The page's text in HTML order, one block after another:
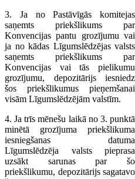
3. Ja no Pastāvīgās komitejas
saņemts priekšlikums par
Konvencijas pantu grozījumu vai
ja no kādas Līgumslēdzējas valsts
saņemts priekšlikums par
Konvencijas vai tās pielikumu
grozījumu, depozitārijs iesniedz
šos priekšlikumus pieņemšanai
visām Līgumslēdzējām valstīm.
4. Ja trīs mēnešu laikā no 3. punktā
minētā grozījuma priekšlikuma
iesniegšanas datuma
Līgumslēdzēja valsts pieprasa
uzsākt sarunas par šo
priekšlikumu, depozitārijs sagatavo